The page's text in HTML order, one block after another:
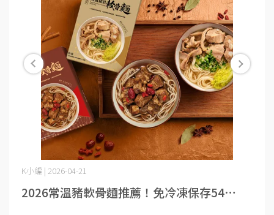
K小編 | 2026-04-21
2026常溫豬軟骨麵推薦！免冷凍保存54⋯